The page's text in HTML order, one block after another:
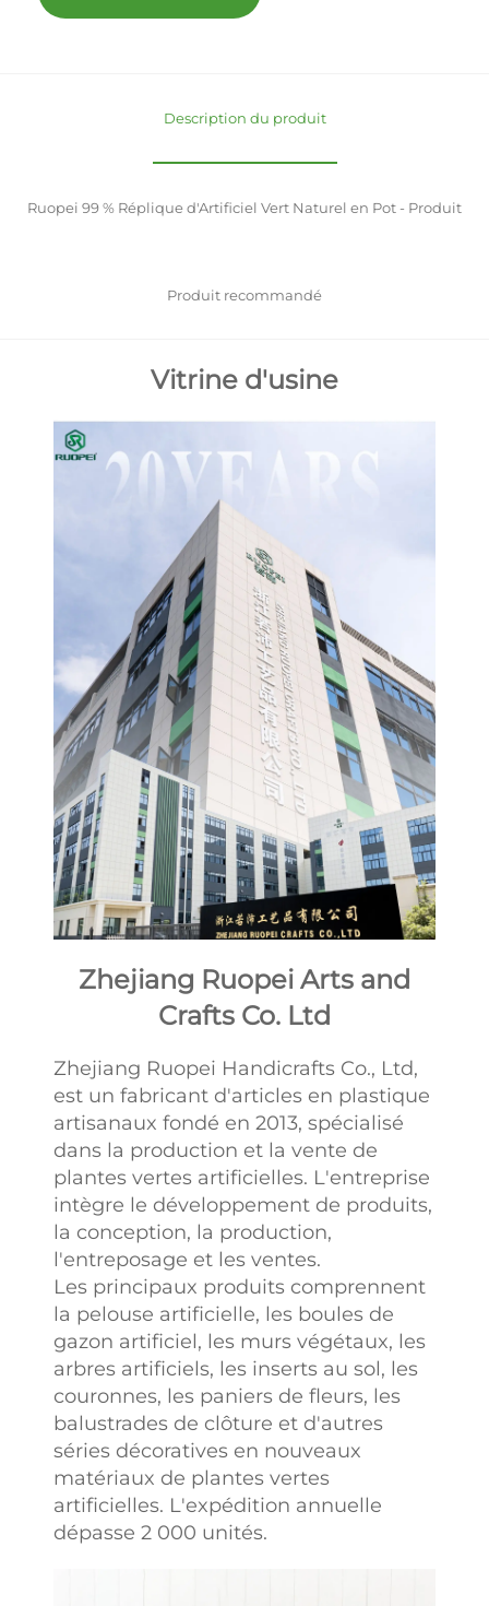
Description du produit
Ruopei 99 % Réplique d'Artificiel Vert Naturel en Pot - Produit
Produit recommandé
Vitrine d'usine
Zhejiang Ruopei Arts and
Crafts Co. Ltd
Zhejiang Ruopei Handicrafts Co., Ltd,
est un fabricant d'articles en plastique
artisanaux fondé en 2013, spécialisé
dans la production et la vente de
plantes vertes artificielles. L'entreprise
intègre le développement de produits,
la conception, la production,
l'entreposage et les ventes.
Les principaux produits comprennent
la pelouse artificielle, les boules de
gazon artificiel, les murs végétaux, les
arbres artificiels, les inserts au sol, les
couronnes, les paniers de fleurs, les
balustrades de clôture et d'autres
séries décoratives en nouveaux
matériaux de plantes vertes
artificielles. L'expédition annuelle
dépasse 2 000 unités.